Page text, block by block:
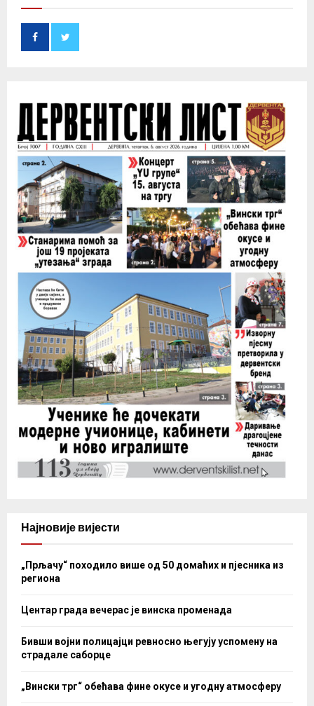
H
Најновије вијести
„Прљачу“ походило више од 50 домаћих и пјесника из
региона
Центар града вечерас је винска променада
Бивши војни полицајци ревносно његују успомену на
страдале саборце
„Вински трг“ обећава фине окусе и угодну атмосферу